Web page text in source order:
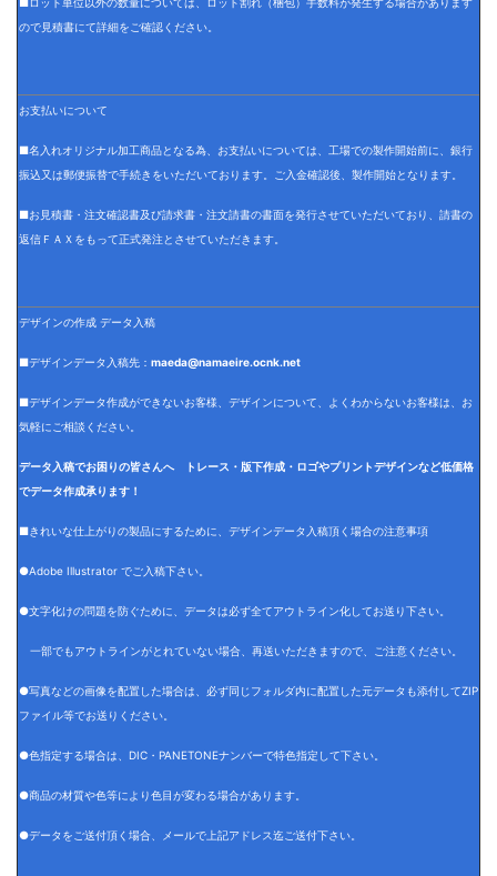
ので見積書にて詳細をご確認ください。
お支払いについて
■名入れオリジナル加工商品となる為、お支払いについては、工場での製作開始前に、銀行
振込又は郵便振替で手続きをいただいております。ご入金確認後、製作開始となります。
■お見積書・注文確認書及び請求書・注文請書の書面を発行させていただいており、請書の
返信ＦＡＸをもって正式発注とさせていただきます。
デザインの作成 データ入稿
■デザインデータ入稿先： maeda@namaeire.ocnk.net
■デザインデータ作成ができないお客様、デザインについて、よくわからないお客様は、お
気軽にご相談ください。
データ入稿でお困りの皆さんへ トレース・版下作成・ロゴやプリントデザインなど低価格
でデータ作成承ります！
■きれいな仕上がりの製品にするために、デザインデータ入稿頂く場合の注意事項
●Adobe Illustrator でご入稿下さい。
●文字化けの問題を防ぐために、データは必ず全てアウトライン化してお送り下さい。
一部でもアウトラインがとれていない場合、再送いただきますので、ご注意ください。
●写真などの画像を配置した場合は、必ず同じフォルダ内に配置した元データも添付してZIP
ファイル等でお送りください。
●色指定する場合は、DIC・PANETONEナンバーで特色指定して下さい。
●商品の材質や色等により色目が変わる場合があります。
●データをご送付頂く場合、メールで上記アドレス迄ご送付下さい。